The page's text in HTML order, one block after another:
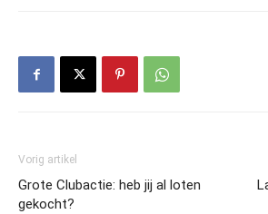
Vorig artikel
Grote Clubactie: heb jij al loten
gekocht?